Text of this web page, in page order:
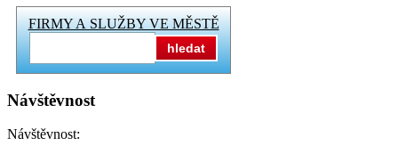
FIRMY A SLUŽBY VE MĚSTĚ
hledat
Návštěvnost
Návštěvnost: